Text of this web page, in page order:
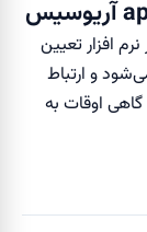
افزار تعیین
و ارتباط
اوقات به